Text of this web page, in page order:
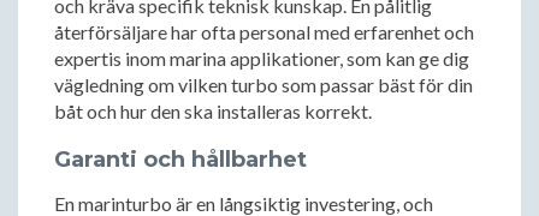
och kräva specifik teknisk kunskap. En pålitlig
återförsäljare har ofta personal med erfarenhet och
expertis inom marina applikationer, som kan ge dig
vägledning om vilken turbo som passar bäst för din
båt och hur den ska installeras korrekt.
Garanti och hållbarhet
En marinturbo är en långsiktig investering, och